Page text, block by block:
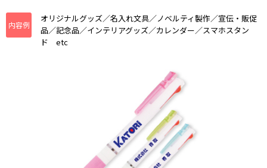
内容例
オリジナルグッズ／名入れ文具／ノベルティ製作／宣伝・販促
品／記念品／インテリアグッズ／カレンダー／スマホスタン
ド etc